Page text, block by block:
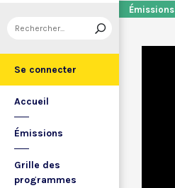
Se connecter
Accueil
Émissions
Grille des
programmes
Émissions